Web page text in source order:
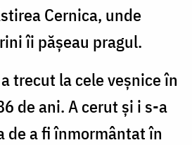
Cernica, unde
îi pășeau pragul.
trecut la cele veșnice în
de ani. A cerut și i s-a
de a fi înmormântat în